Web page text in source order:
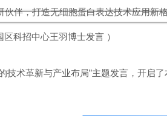
区科招中心王羽博士发言 ）
术革新与产业布局”主题发言，开启